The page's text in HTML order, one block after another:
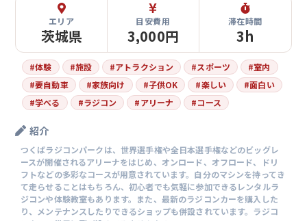
エリア
茨城県
目安費用
3,000円
滞在時間
3h
#体験 #施設 #アトラクション #スポーツ #室内
#要自動車 #家族向け #子供OK #楽しい #面白い
#学べる #ラジコン #アリーナ #コース
紹介
つくばラジコンパークは、世界選手権や全日本選手権などのビッグレ
ースが開催されるアリーナをはじめ、オンロード、オフロード、ドリ
フトなどの多彩なコースが用意されています。自分のマシンを持ってき
て走らせることはもちろん、初心者でも気軽に参加できるレンタルラ
ジコンや体験教室もあります。また、最新のラジコンカーを購入した
り、メンテナンスしたりできるショップも併設されています。ラジコ